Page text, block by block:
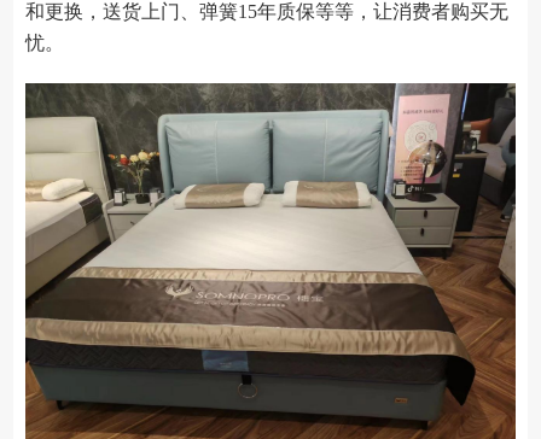
和更换，送货上门、弹簧15年质保等等，让消费者购买无
忧。